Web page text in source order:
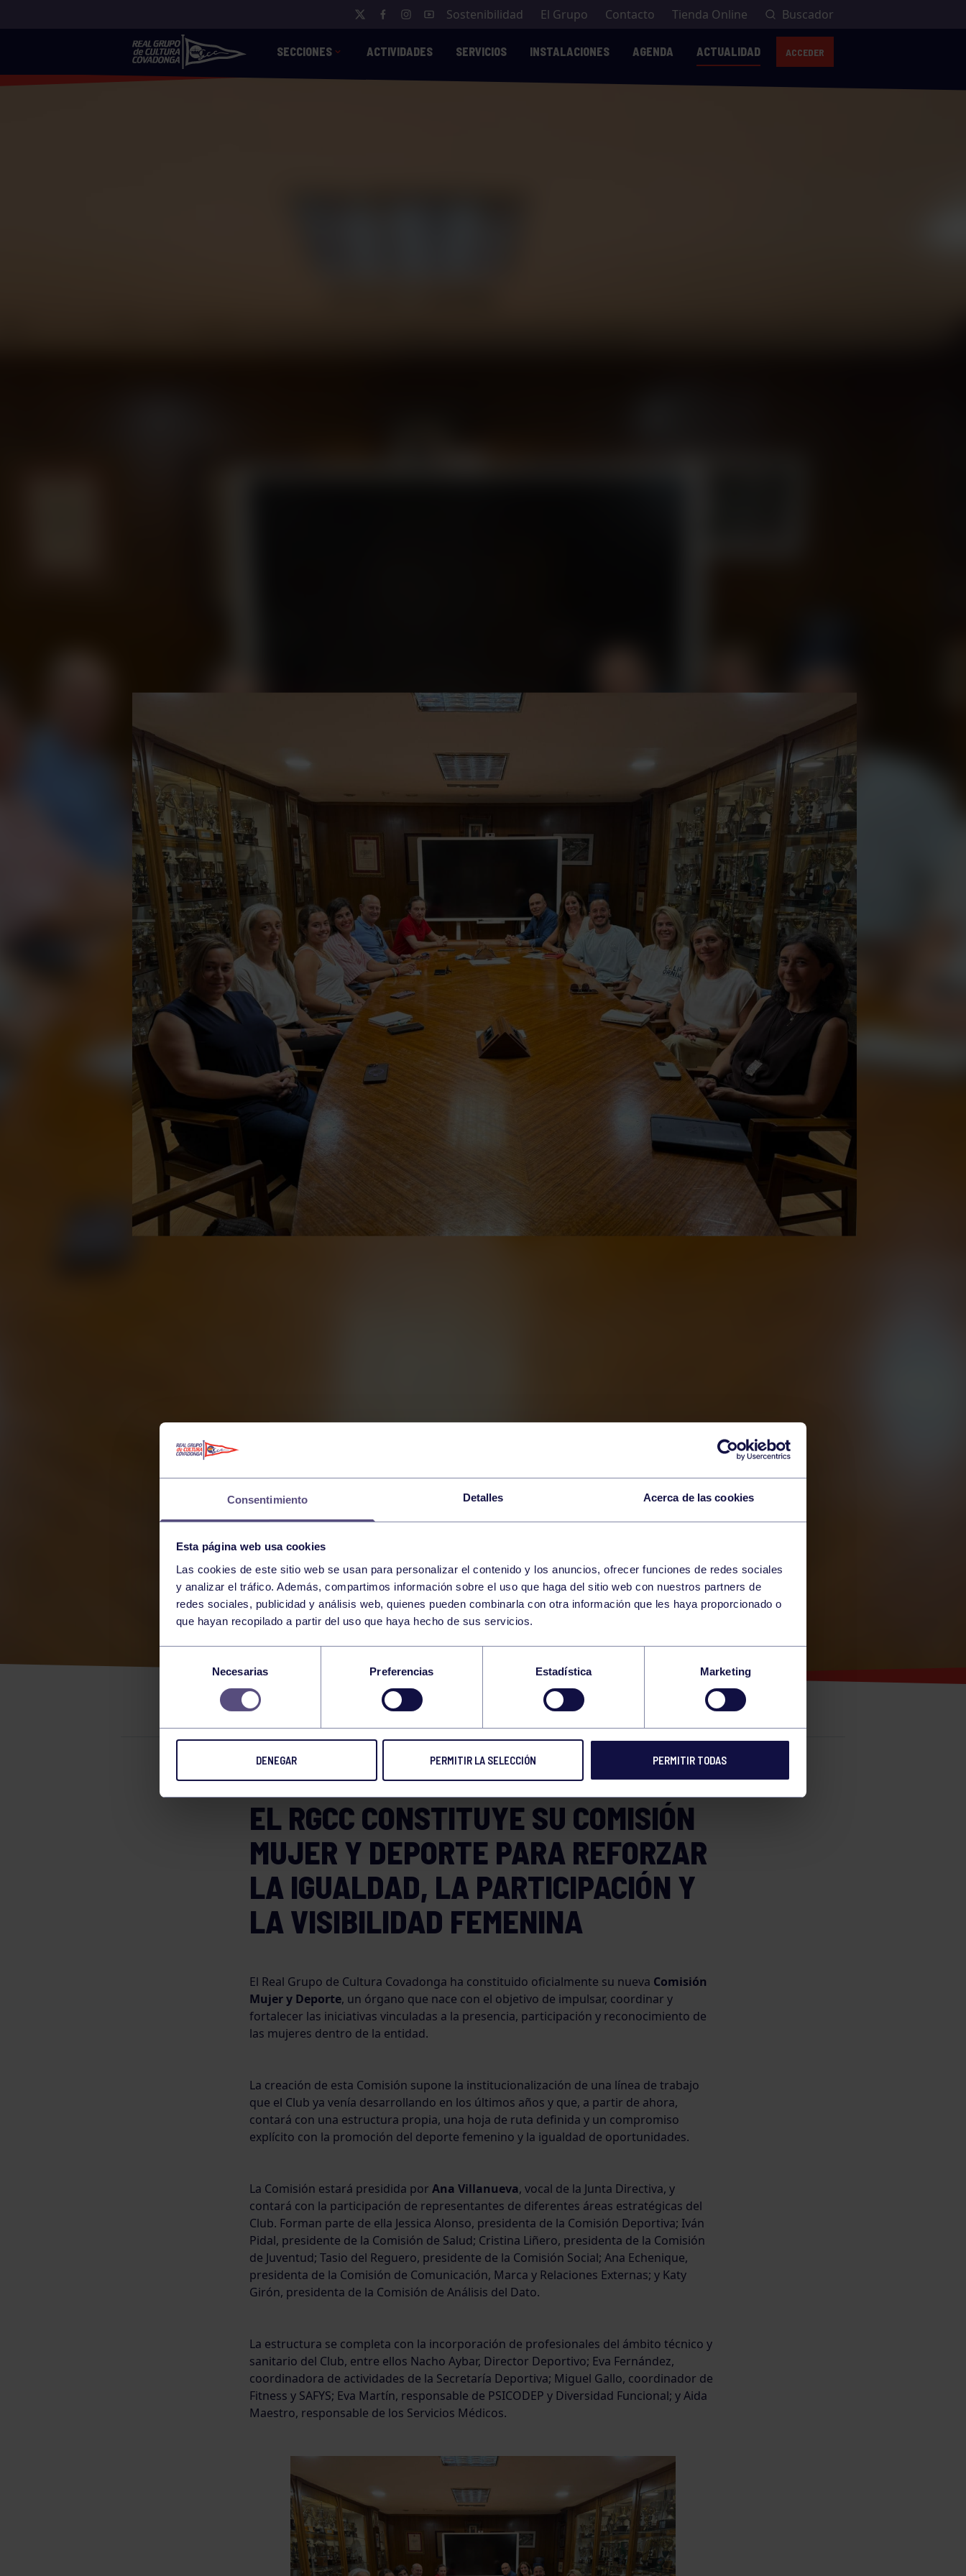
Consentimiento Detalles Acerca de las cookies
Esta página web usa cookies
Las cookies de este sitio web se usan para personalizar el contenido y los anuncios, ofrecer funciones de redes sociales
y analizar el tráfico. Además, compartimos información sobre el uso que haga del sitio web con nuestros partners de
redes sociales, publicidad y análisis web, quienes pueden combinarla con otra información que les haya proporcionado o
que hayan recopilado a partir del uso que haya hecho de sus servicios.
consentimiento
Necesarias Preferencias Estadística Marketing
DENEGAR PERMITIR LA SELECCIÓN PERMITIR TODAS
Sostenibilidad El Grupo Contacto Tienda Online Buscador
SECCIONES ACTIVIDADES SERVICIOS INSTALACIONES AGENDA ACTUALIDAD ACCEDER
NACE LA COMISIÓN MUJER Y
DEPORTE
El grupo informa
EL RGCC CONSTITUYE SU COMISIÓN
MUJER Y DEPORTE PARA REFORZAR
LA IGUALDAD, LA PARTICIPACIÓN Y
LA VISIBILIDAD FEMENINA
El Real Grupo de Cultura Covadonga ha constituido oficialmente su nueva Comisión
Mujer y Deporte, un órgano que nace con el objetivo de impulsar, coordinar y
fortalecer las iniciativas vinculadas a la presencia, participación y reconocimiento de
las mujeres dentro de la entidad.
La creación de esta Comisión supone la institucionalización de una línea de trabajo
que el Club ya venía desarrollando en los últimos años y que, a partir de ahora,
contará con una estructura propia, una hoja de ruta definida y un compromiso
explícito con la promoción del deporte femenino y la igualdad de oportunidades.
La Comisión estará presidida por Ana Villanueva, vocal de la Junta Directiva, y
contará con la participación de representantes de diferentes áreas estratégicas del
Club. Forman parte de ella Jessica Alonso, presidenta de la Comisión Deportiva; Iván
Pidal, presidente de la Comisión de Salud; Cristina Liñero, presidenta de la Comisión
de Juventud; Tasio del Reguero, presidente de la Comisión Social; Ana Echenique,
presidenta de la Comisión de Comunicación, Marca y Relaciones Externas; y Katy
Girón, presidenta de la Comisión de Análisis del Dato.
La estructura se completa con la incorporación de profesionales del ámbito técnico y
sanitario del Club, entre ellos Nacho Aybar, Director Deportivo; Eva Fernández,
coordinadora de actividades de la Secretaría Deportiva; Miguel Gallo, coordinador de
Fitness y SAFYS; Eva Martín, responsable de PSICODEP y Diversidad Funcional; y Aida
Maestro, responsable de los Servicios Médicos.